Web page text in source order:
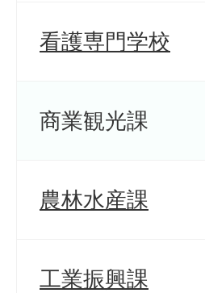
看護専門学校
商業観光課
農林水産課
工業振興課